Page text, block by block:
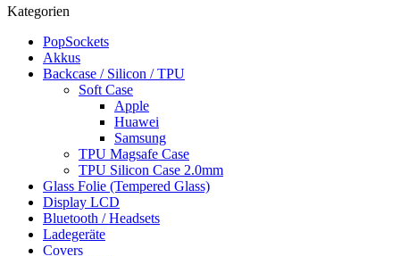
Kategorien
PopSockets
Akkus
Backcase / Silicon / TPU
Soft Case
Apple
Huawei
Samsung
TPU Magsafe Case
TPU Silicon Case 2.0mm
Glass Folie (Tempered Glass)
Display LCD
Bluetooth / Headsets
Ladegeräte
Covers